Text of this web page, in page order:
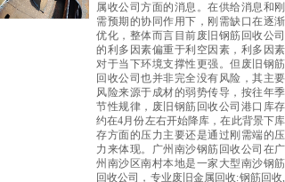
属收公司方面的消息。在供给消息和刚
需预期的协同作用下，刚需缺口在逐渐
优化，整体而言目前废旧钢筋回收公司
的利多因素偏重于利空因素，利多因素
对于当下环境支撑性更强。但废旧钢筋
回收公司也并非完全没有风险，其主要
风险来源于成材的弱势传导，按往年季
节性规律，废旧钢筋回收公司港口库存
约在4月份左右开始降库，在此背景下库
存方面的压力主要还是通过刚需端的压
力来体现。广州南沙钢筋回收公司在广
州南沙区南村本地是一家大型南沙钢筋
回收公司，专业废旧金属回收:钢筋回收,